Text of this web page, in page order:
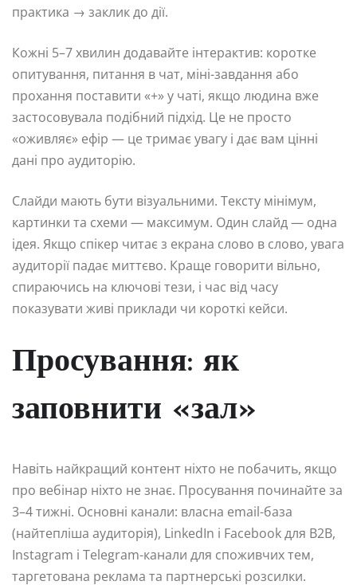
практика → заклик до дії.
Кожні 5–7 хвилин додавайте інтерактив: коротке
опитування, питання в чат, міні-завдання або
прохання поставити «+» у чаті, якщо людина вже
застосовувала подібний підхід. Це не просто
«оживляє» ефір — це тримає увагу і дає вам цінні
дані про аудиторію.
Слайди мають бути візуальними. Тексту мінімум,
картинки та схеми — максимум. Один слайд — одна
ідея. Якщо спікер читає з екрана слово в слово, увага
аудиторії падає миттєво. Краще говорити вільно,
спираючись на ключові тези, і час від часу
показувати живі приклади чи короткі кейси.
Просування: як
заповнити «зал»
Навіть найкращий контент ніхто не побачить, якщо
про вебінар ніхто не знає. Просування починайте за
3–4 тижні. Основні канали: власна email-база
(найтепліша аудиторія), LinkedIn і Facebook для B2B,
Instagram і Telegram-канали для споживчих тем,
таргетована реклама та партнерські розсилки.